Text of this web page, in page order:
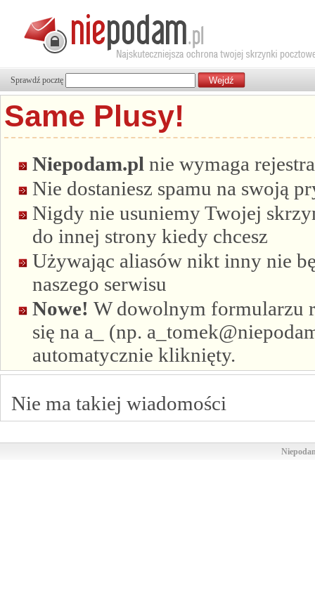
Sprawdź pocztę
Same Plusy!
Niepodam.pl nie wymaga
Nie dostaniesz spamu na swoją
Nigdy nie usuniemy Twojej
do innej strony kiedy chcesz
Używając aliasów nikt inny nie
naszego serwisu
Nowe! W dowolnym formularzu
się na a_ (np.
automatycznie kliknięty.
Nie ma takiej wiadomości